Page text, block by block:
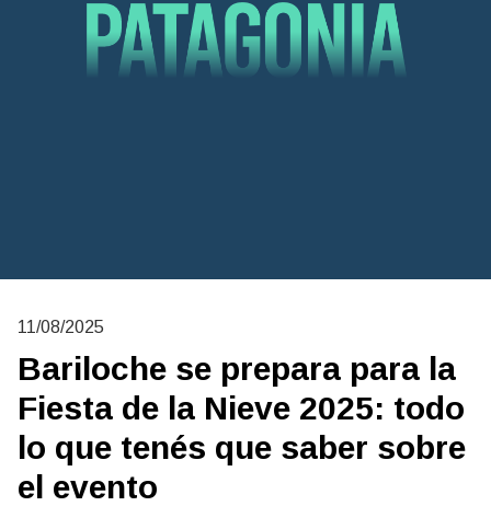
11/08/2025
Bariloche se prepara para la
Fiesta de la Nieve 2025: todo
lo que tenés que saber sobre
el evento